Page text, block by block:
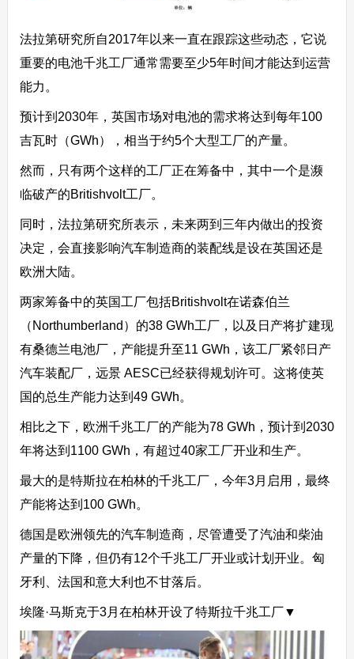
法拉第研究所自2017年以来一直在跟踪这些动态，它说
重要的电池千兆工厂通常需要至少5年时间才能达到运营
能力。
预计到2030年，英国市场对电池的需求将达到每年100
吉瓦时（GWh），相当于约5个大型工厂的产量。
然而，只有两个这样的工厂正在筹备中，其中一个是濒
临破产的Britishvolt工厂。
同时，法拉第研究所表示，未来两到三年内做出的投资
决定，会直接影响汽车制造商的装配线是设在英国还是
欧洲大陆。
两家筹备中的英国工厂包括Britishvolt在诺森伯兰
（Northumberland）的38 GWh工厂，以及日产将扩建现
有桑德兰电池厂，产能提升至11 GWh，该工厂紧邻日产
汽车装配厂，远景 AESC已经获得规划许可。这将使英
国的总生产能力达到49 GWh。
相比之下，欧洲千兆工厂的产能为78 GWh，预计到2030
年将达到1100 GWh，有超过40家工厂开业和生产。
最大的是特斯拉在柏林的千兆工厂，今年3月启用，最终
产能将达到100 GWh。
德国是欧洲领先的汽车制造商，尽管遭受了汽油和柴油
产量的下降，但仍有12个千兆工厂开业或计划开业。匈
牙利、法国和意大利也不甘落后。
埃隆·马斯克于3月在柏林开设了特斯拉千兆工厂▼